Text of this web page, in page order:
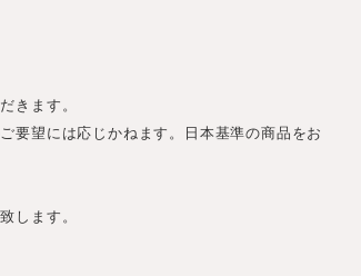
きます。
要望には応じかねます。日本基準の商品をお
します。